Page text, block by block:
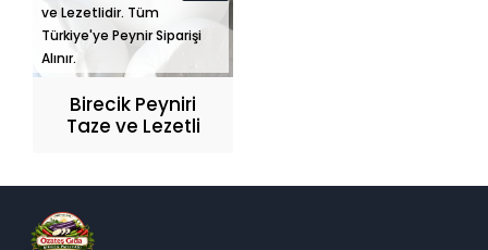
ve Lezetlidir. Tüm
Türkiye'ye Peynir Siparişi
Alınır.
Birecik Peyniri
Taze ve Lezetli